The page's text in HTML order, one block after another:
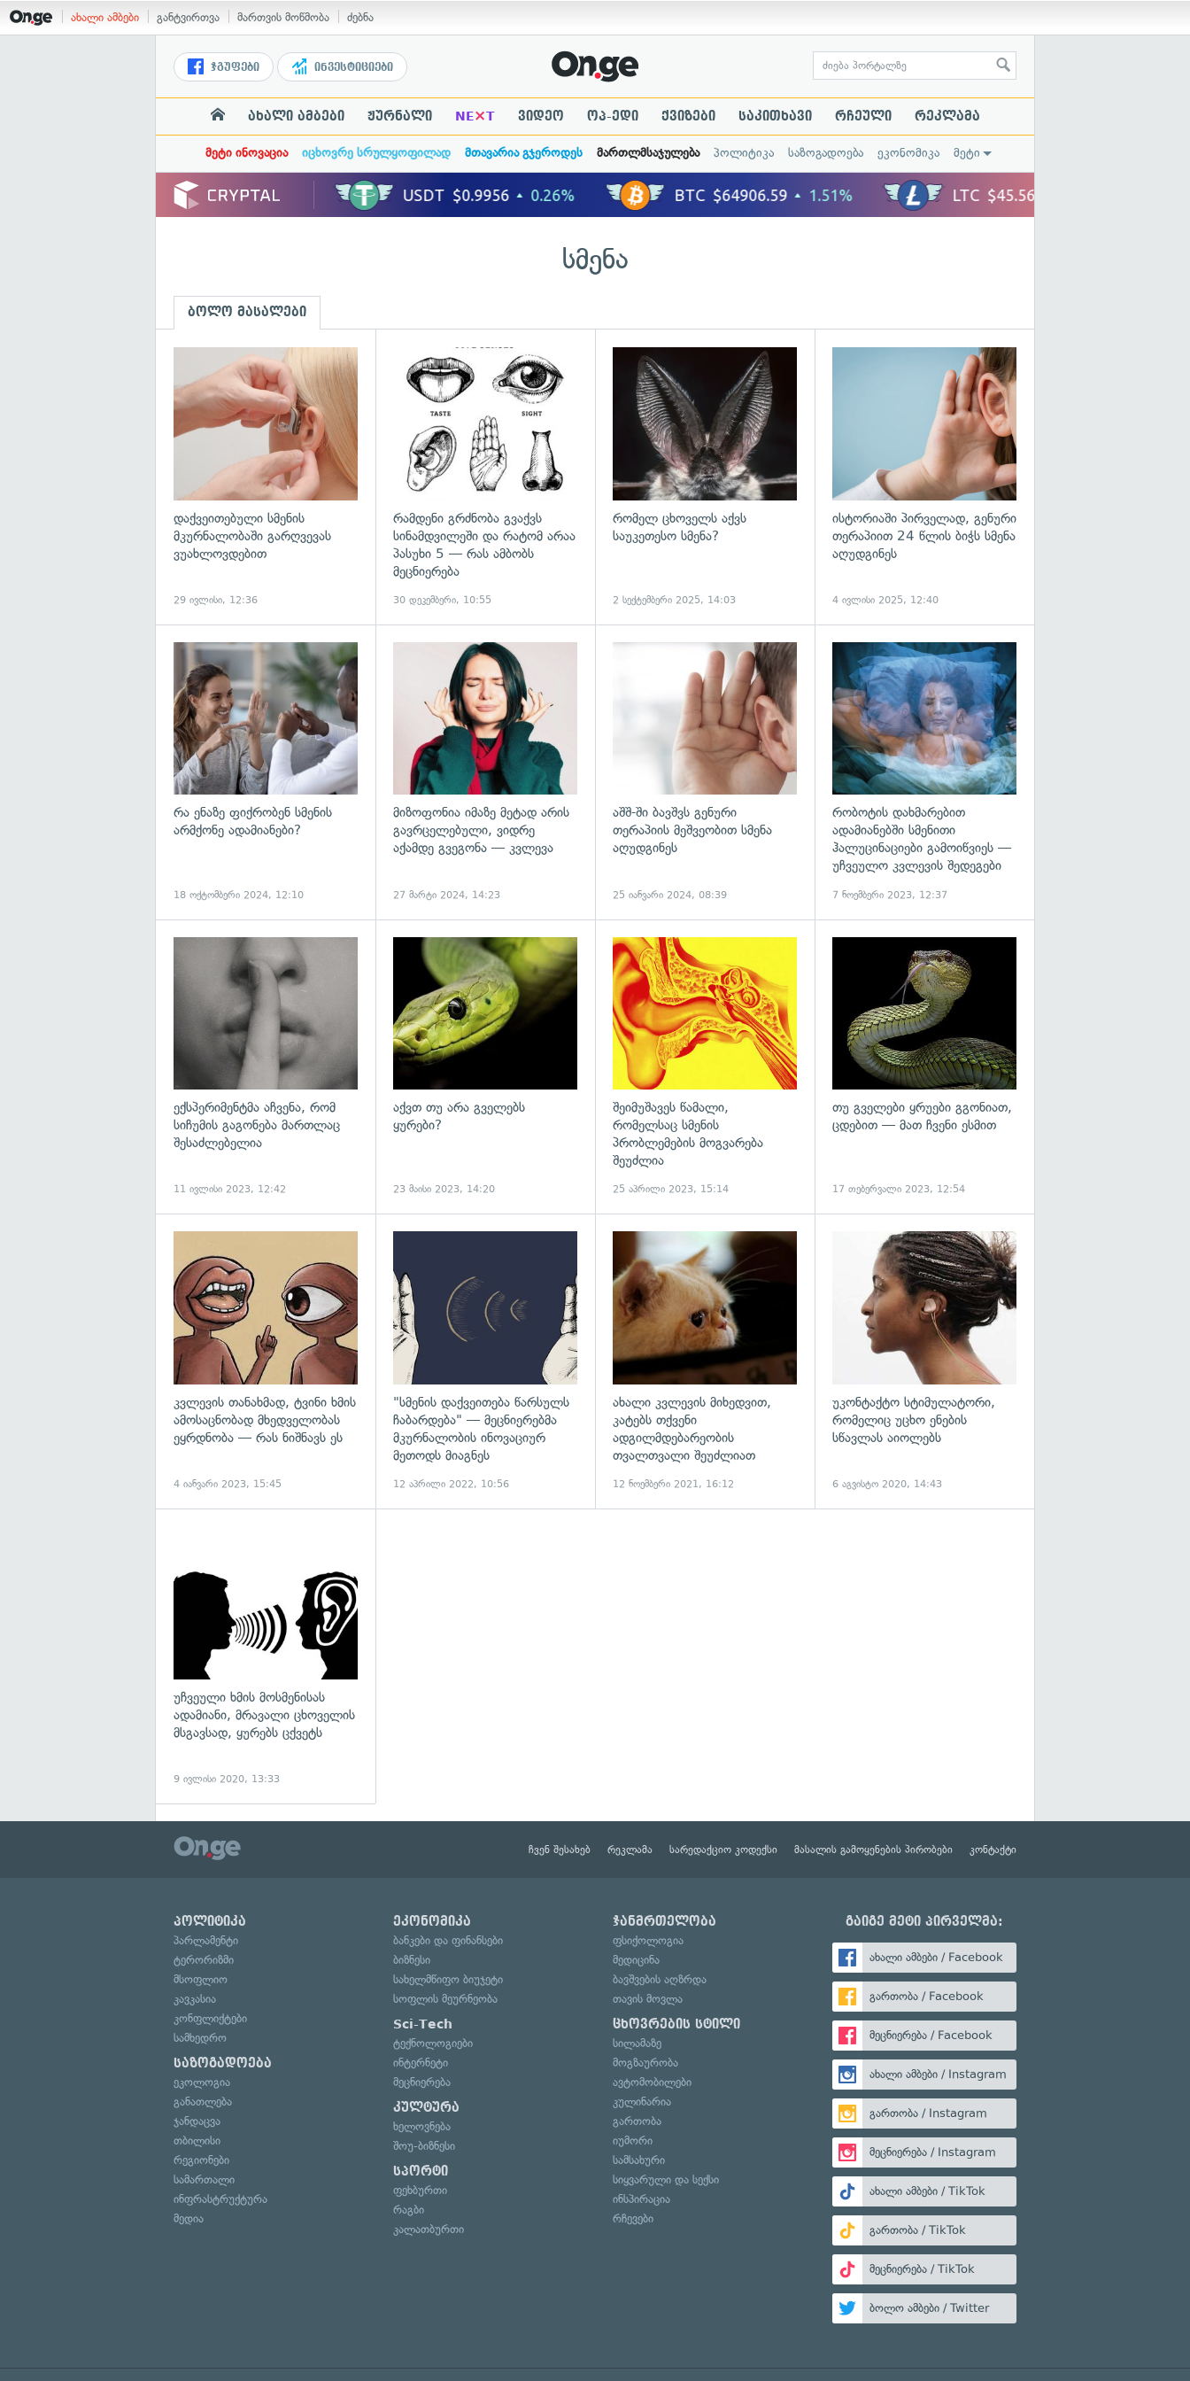
ახალი ამბები განტვირთვა მართვის მოწმობა ძებნა
ჯგუფები ინვესტიციები
ახალი ამბები ჟურნალი NE×T ვიდეო ოპ-ედი ქვიზები საკითხავი რჩეული რეკლამა
მეტი ინოვაცია იცხოვრე სრულყოფილად მთავარია გჯეროდეს მართლმსაჯულება პოლიტიკა საზოგადოება ეკონომიკა მეტი
სმენა
ბოლო მასალები
გადახედვა
დაქვეითებული სმენის
მკურნალობაში გარღვევას
ვუახლოვდებით
29 ივლისი, 12:36
გადახედვა
რამდენი გრძნობა გვაქვს
სინამდვილეში და რატომ არაა
პასუხი 5 — რას ამბობს
მეცნიერება
30 დეკემბერი, 10:55
რომელ ცხოველს აქვს
საუკეთესო სმენა?
2 სექტემბერი 2025, 14:03
ისტორიაში პირველად, გენური
თერაპიით 24 წლის ბიჭს სმენა
აღუდგინეს
4 ივლისი 2025, 12:40
რა ენაზე ფიქრობენ სმენის
არმქონე ადამიანები?
18 ოქტომბერი 2024, 12:10
მიზოფონია იმაზე მეტად არის
გავრცელებული, ვიდრე
აქამდე გვეგონა — კვლევა
27 მარტი 2024, 14:23
გადახედვა
აშშ-ში ბავშვს გენური
თერაპიის მეშვეობით სმენა
აღუდგინეს
25 იანვარი 2024, 08:39
რობოტის დახმარებით
ადამიანებში სმენითი
ჰალუცინაციები გამოიწვიეს —
უჩვეულო კვლევის შედეგები
7 ნოემბერი 2023, 12:37
გადახედვა
ექსპერიმენტმა აჩვენა, რომ
სიჩუმის გაგონება მართლაც
შესაძლებელია
11 ივლისი 2023, 12:42
გადახედვა
აქვთ თუ არა გველებს
ყურები?
23 მაისი 2023, 14:20
შეიმუშავეს წამალი,
რომელსაც სმენის
პრობლემების მოგვარება
შეუძლია
25 აპრილი 2023, 15:14
თუ გველები ყრუები გგონიათ,
ცდებით — მათ ჩვენი ესმით
17 თებერვალი 2023, 12:54
კვლევის თანახმად, ტვინი ხმის
ამოსაცნობად მხედველობას
ეყრდნობა — რას ნიშნავს ეს
4 იანვარი 2023, 15:45
"სმენის დაქვეითება წარსულს
ჩაბარდება" — მეცნიერებმა
მკურნალობის ინოვაციურ
მეთოდს მიაგნეს
12 აპრილი 2022, 10:56
გადახედვა
ახალი კვლევის მიხედვით,
კატებს თქვენი
ადგილმდებარეობის
თვალთვალი შეუძლიათ
12 ნოემბერი 2021, 16:12
უკონტაქტო სტიმულატორი,
რომელიც უცხო ენების
სწავლას აიოლებს
6 აგვისტო 2020, 14:43
უჩვეული ხმის მოსმენისას
ადამიანი, მრავალი ცხოველის
მსგავსად, ყურებს ცქვეტს
9 ივლისი 2020, 13:33
ჩვენ შესახებ რეკლამა სარედაქციო კოდექსი მასალის გამოყენების პირობები კონტაქტი
პოლიტიკა
პარლამენტი
ტერორიზმი
მსოფლიო
კავკასია
კონფლიქტები
სამხედრო
საზოგადოება
ეკოლოგია
განათლება
ჯანდაცვა
თბილისი
რეგიონები
სამართალი
ინფრასტრუქტურა
მედია
ეკონომიკა
ბანკები და ფინანსები
ბიზნესი
სახელმწიფო ბიუჯეტი
სოფლის მეურნეობა
Sci-Tech
ტექნოლოგიები
ინტერნეტი
მეცნიერება
კულტურა
ხელოვნება
შოუ-ბიზნესი
სპორტი
ფეხბურთი
რაგბი
კალათბურთი
ჯანმრთელობა
ფსიქოლოგია
მედიცინა
ბავშვების აღზრდა
თავის მოვლა
ცხოვრების სტილი
სილამაზე
მოგზაურობა
ავტომობილები
კულინარია
გართობა
იუმორი
სამსახური
სიყვარული და სექსი
ინსპირაცია
რჩევები
გაიგე მეტი პირველმა:
ახალი ამბები / Facebook
გართობა / Facebook
მეცნიერება / Facebook
ახალი ამბები / Instagram
გართობა / Instagram
მეცნიერება / Instagram
ახალი ამბები / TikTok
გართობა / TikTok
მეცნიერება / TikTok
ბოლო ამბები / Twitter